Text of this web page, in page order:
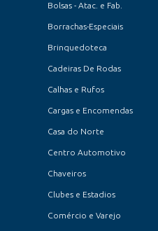
Bolsas - Atac. e Fab.
Borrachas-Especiais
Brinquedoteca
Cadeiras De Rodas
Calhas e Rufos
Cargas e Encomendas
Casa do Norte
Centro Automotivo
Chaveiros
Clubes e Estadios
Comércio e Varejo